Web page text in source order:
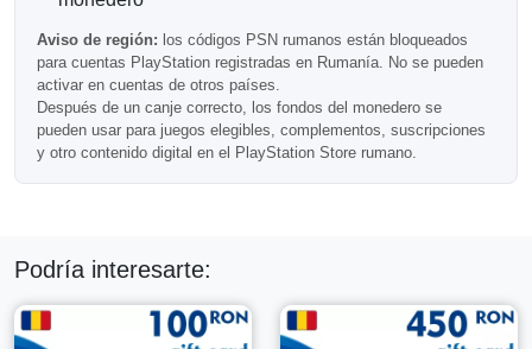
PlayStation registradas en Rumania.
Los códigos de PlayStation de Rumania no se pueden
canjear en cuentas de otras regiones.
Preguntas Frecuentes
de DLC?
Sí, los fondos de la billetera se pueden utilizar para DLC
elegibles, complementos y contenido digital pequeño.
Aviso de región: los códigos PSN rumanos están bloqueados
para cuentas PlayStation registradas en Rumanía. No se pueden
activar en cuentas de otros países.
Después de un canje correcto, los fondos del monedero se
pueden usar para juegos elegibles, complementos, suscripciones
y otro contenido digital en el PlayStation Store rumano.
Podría interesarte: